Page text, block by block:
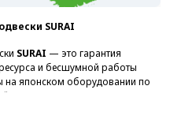
SURAI
SURAI — это гарантия
и бесшумной работы
на японском оборудовании по
Соответствуют
и отечественных авто.